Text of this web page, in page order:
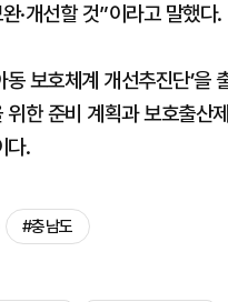
·개선할 것”이라고 말했다.
보호체계 개선추진단’
한 준비 계획과 보호출산
다.
#충남도